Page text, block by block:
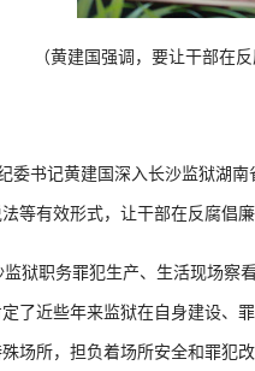
（黄建国强调，要让干部在
书记黄建国深入长沙监狱湖
等有效形式，让干部在反腐倡
狱职务罪犯生产、生活现场察
了近些年来监狱在自身建设、
场所，担负着场所安全和罪犯